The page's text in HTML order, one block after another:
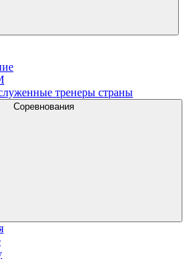
тренеры страны
Соревнования